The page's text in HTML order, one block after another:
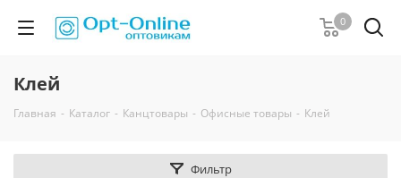
0
Клей
Главная - Каталог - Канцтовары - Офисные товары - Клей
Фильтр